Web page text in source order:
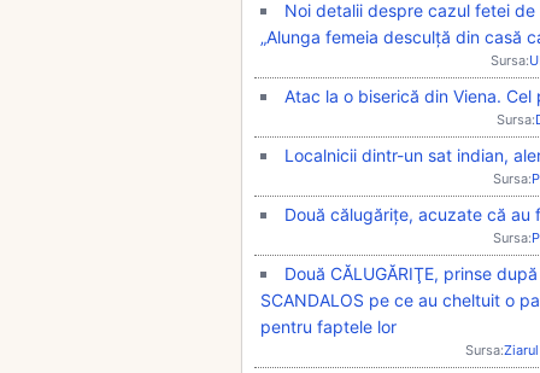
Noi detalii despre cazul fetei
„Alunga femeia desculță din casă
Sursa:
Atac la o biserică din Viena.
Sursa:
Localnicii dintr-un sat indian,
Sursa:
Două călugărițe, acuzate că
Sursa:
Două CĂLUGĂRIŢE, prinse
SCANDALOS pe ce au cheltuit o
pentru faptele lor
Sursa: